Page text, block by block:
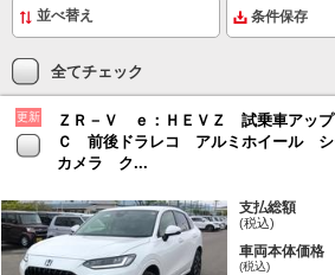
条件保存
全てチェック
更新
ＺＲ－Ｖ ｅ：ＨＥＶＺ 試乗車アッ
Ｃ 前後ドラレコ アルミホイール
カメラ ク...
支払総額
(税込)
車両本体価格
(税込)